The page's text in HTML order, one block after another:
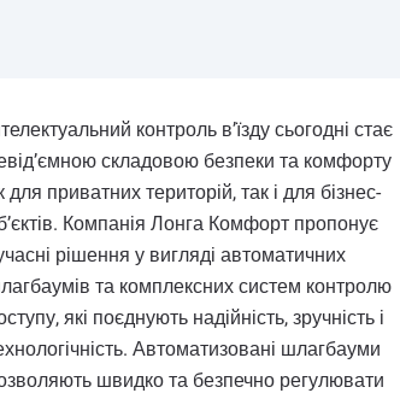
контроль в’їзду сьогодні стає
складовою безпеки та комфорту
для приватних територій, так і для бізнес-
Компанія Лонга Комфорт пропонує
рішення у вигляді автоматичних
та комплексних систем контролю
які поєднують надійність, зручність і
Автоматизовані шлагбауми
швидко та безпечно регулювати